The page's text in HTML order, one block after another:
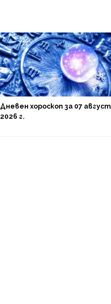
Дневен хороскоп за 07 август
2026 г.